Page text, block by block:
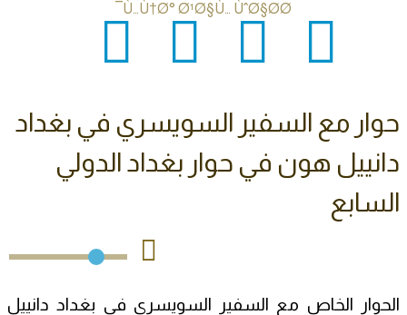
Ù…Ù†Ø° Ø¹Ø§Ù… ÙˆØ§Ø­Ø¯
حوار مع السفير السويسري في بغداد
دانييل هون في حوار بغداد الدولي
السابع
الحوار الخاص مع السفير السويسري في بغداد دانييل